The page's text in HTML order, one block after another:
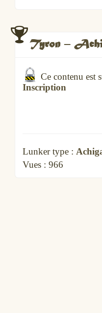
Tyron –
Ce contenu est
Inscription
Lunker type :
Vues : 966